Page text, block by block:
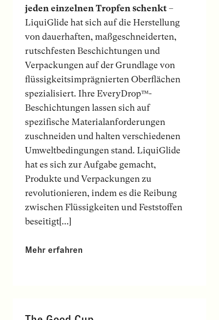
jeden einzelnen Tropfen schenkt–
LiquiGlide hat sich auf die Herstellung
von dauerhaften, maßgeschneiderten,
rutschfesten Beschichtungen und
Verpackungen auf der Grundlage von
flüssigkeitsimprägnierten Oberflächen
spezialisiert. Ihre EveryDrop™-
Beschichtungen lassen sich auf
spezifische Materialanforderungen
zuschneiden und halten verschiedenen
Umweltbedingungen stand. LiquiGlide
hat es sich zur Aufgabe gemacht,
Produkte und Verpackungen zu
revolutionieren, indem es die Reibung
zwischen Flüssigkeiten und Feststoffen
beseitigt[...]
Mehr erfahren